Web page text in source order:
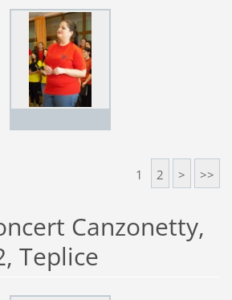
1 2 > >>
Canzonetty,
Teplice